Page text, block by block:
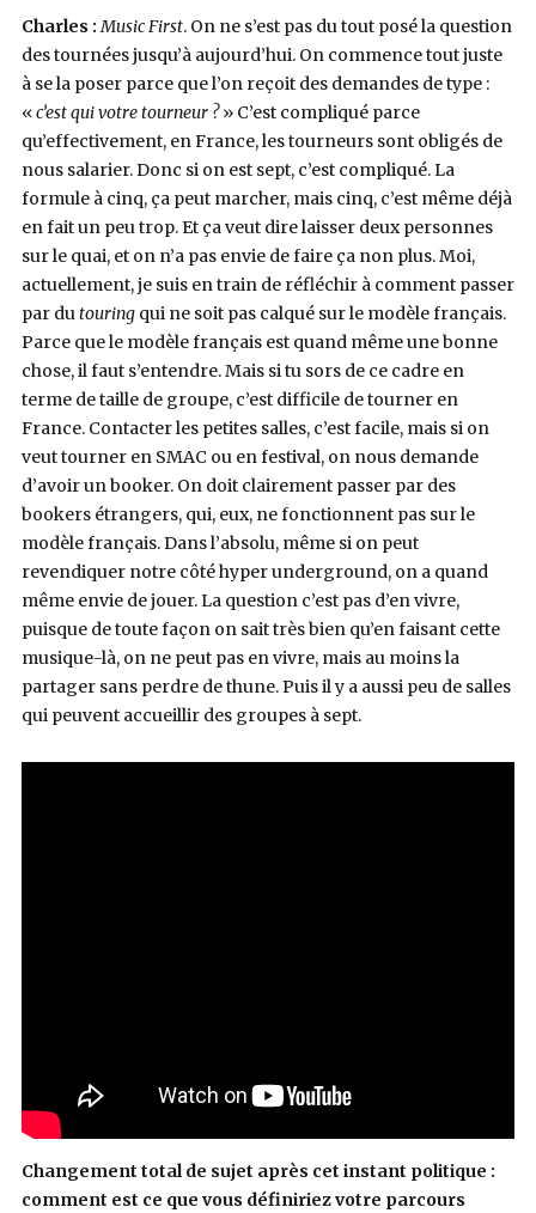
Charles :Music First. On ne s’est pas du tout posé la question
des tournées jusqu’à aujourd’hui. On commence tout juste
à se la poser parce que l’on reçoit des demandes de type :
«c’est qui votre tourneur ?» C’est compliqué parce
qu’effectivement, en France, les tourneurs sont obligés de
nous salarier. Donc si on est sept, c’est compliqué. La
formule à cinq, ça peut marcher, mais cinq, c’est même déjà
en fait un peu trop. Et ça veut dire laisser deux personnes
sur le quai, et on n’a pas envie de faire ça non plus. Moi,
actuellement, je suis en train de réfléchir à comment passer
par dutouringqui ne soit pas calqué sur le modèle français.
Parce que le modèle français est quand même une bonne
chose, il faut s’entendre. Mais si tu sors de ce cadre en
terme de taille de groupe, c’est difficile de tourner en
France. Contacter les petites salles, c’est facile, mais si on
veut tourner en SMAC ou en festival, on nous demande
d’avoir un booker. On doit clairement passer par des
bookers étrangers, qui, eux, ne fonctionnent pas sur le
modèle français. Dans l’absolu, même si on peut
revendiquer notre côté hyper underground, on a quand
même envie de jouer. La question c’est pas d’en vivre,
puisque de toute façon on sait très bien qu’en faisant cette
musique-là, on ne peut pas en vivre, mais au moins la
partager sans perdre de thune. Puis il y a aussi peu de salles
qui peuvent accueillir des groupes à sept.
Changement total de sujet après cet instant politique :
comment est ce que vous définiriez votre parcours